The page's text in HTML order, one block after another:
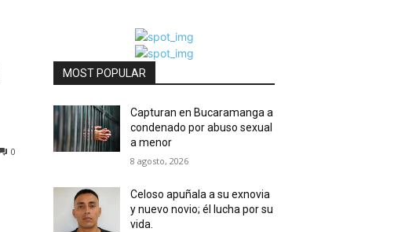
0
MOST POPULAR
Capturan en Bucaramanga a
condenado por abuso sexual
a menor
8 agosto, 2026
Celoso apuñala a su exnovia
y nuevo novio; él lucha por su
vida.